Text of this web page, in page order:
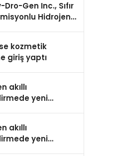
Gen Inc., Sıfır
Hidrojen
kozmetik
giriş yaptı
akıllı
yeni
akıllı
yeni
Plus